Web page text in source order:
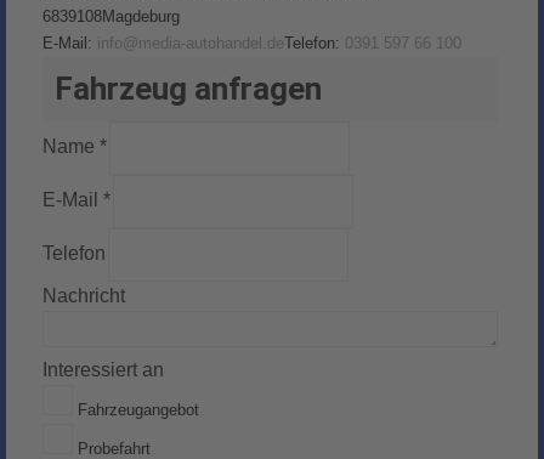
6839108Magdeburg
E-Mail: info@media-autohandel.deTelefon: 0391 597 66 100
Fahrzeug anfragen
Name *
E-Mail *
Telefon
Nachricht
Interessiert an
Fahrzeugangebot
Probefahrt